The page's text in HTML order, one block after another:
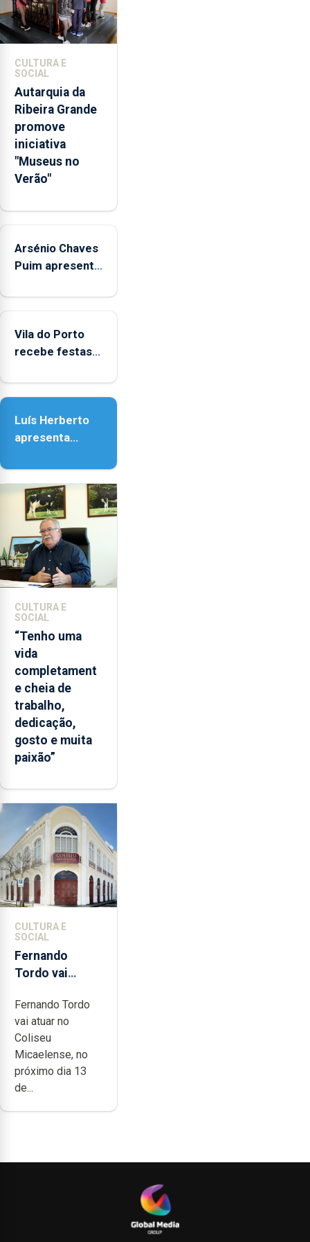
da
promoção
de
competências
pessoais,
emocionais
e
sociais
junto
das
crianças
CULTURA E
SOCIAL
Autarquia da
Ribeira Grande
promove
iniciativa
"Museus no
Verão"
Arsénio Chaves
Puim apresenta
Biblioteca de
Vila do Porto
recebe festas
Nossa Senhora
Luís Herberto
apresenta
Paisagem’
CULTURA E
SOCIAL
“Tenho uma
vida
completament
e cheia de
trabalho,
dedicação,
gosto e muita
paixão”
CULTURA E
SOCIAL
Fernando
Tordo vai
anos de
carreira no
Coliseu
Micaelense
Fernando Tordo
vai atuar no
Coliseu
Micaelense, no
próximo dia 13
de...